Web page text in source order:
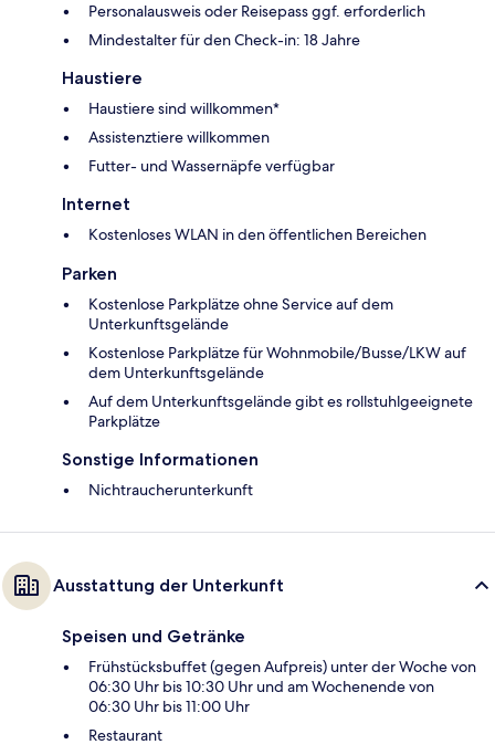
Personalausweis oder Reisepass ggf. erforderlich
Mindestalter für den Check-in: 18 Jahre
Haustiere
Haustiere sind willkommen*
Assistenztiere willkommen
Futter- und Wassernäpfe verfügbar
Internet
Kostenloses WLAN in den öffentlichen Bereichen
Parken
Kostenlose Parkplätze ohne Service auf dem
Unterkunftsgelände
Kostenlose Parkplätze für Wohnmobile/Busse/LKW auf
dem Unterkunftsgelände
Auf dem Unterkunftsgelände gibt es rollstuhlgeeignete
Parkplätze
Sonstige Informationen
Nichtraucherunterkunft
Ausstattung der Unterkunft
Speisen und Getränke
Frühstücksbuffet (gegen Aufpreis) unter der Woche von
06:30 Uhr bis 10:30 Uhr und am Wochenende von
06:30 Uhr bis 11:00 Uhr
Restaurant